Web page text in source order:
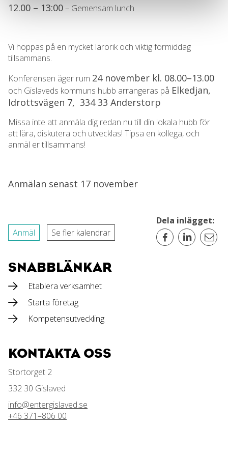
12.00 – 13:00– Gemensam lunch
Vi hoppas på en mycket lärorik och viktig förmiddag
tillsammans.
Konferensen äger rum 24 november kl. 08.00–13.00
och Gislaveds kommuns hubb arrangeras på Elkedjan,
Idrottsvägen 7, 334 33 Anderstorp
Missa inte att anmäla dig redan nu till din lokala hubb för
att lära, diskutera och utvecklas! Tipsa en kollega, och
anmäl er tillsammans!
Anmälan senast 17 november
Anmäl Se fler kalendrar
Dela inlägget:
SNABBLÄNKAR
Etablera verksamhet
Starta företag
Kompetensutveckling
KONTAKTA OSS
Stortorget 2
332 30 Gislaved
info@entergislaved.se
+46 371–806 00